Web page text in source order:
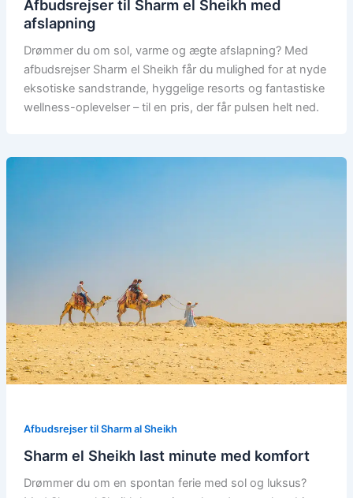
Afbudsrejser til Sharm el Sheikh med
afslapning
Drømmer du om sol, varme og ægte afslapning? Med
afbudsrejser Sharm el Sheikh får du mulighed for at nyde
eksotiske sandstrande, hyggelige resorts og fantastiske
wellness-oplevelser – til en pris, der får pulsen helt ned.
Afbudsrejser til Sharm al Sheikh
Sharm el Sheikh last minute med komfort
Drømmer du om en spontan ferie med sol og luksus?